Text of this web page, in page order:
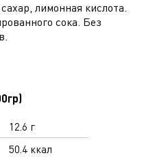
лимонная кислота.
сока. Без
12.6 г
50.4 ккал